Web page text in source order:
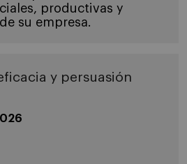
productivas y
su empresa.
y persuasión